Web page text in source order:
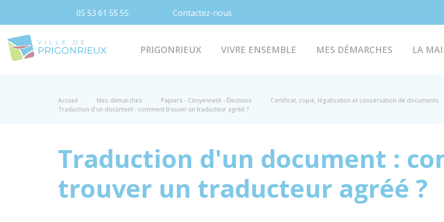
05 53 61 55 55 Contactez-nous
PRIGONRIEUX VIVRE ENSEMBLE MES DÉMARCHES LA
Accueil Mes démarches Papiers - Citoyenneté - Élections
Certificat, copie, légalisation et conservation de documents
Traduction d'un document : comment trouver un traducteur agréé ?
Traduction d'un document :
trouver un traducteur agréé ?